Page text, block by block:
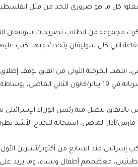
كل ما هو ضروري للحد من قتل
مجموعة من الطلاب تصريحات سوليفان
سوليفان يتحدث فيها، كتب عليها “قتل 51 ألف فلسطيني ليس دفاعا
انتهت المرحلة الأولى من اتفاق لوقف إطلاق
مصرية ودعم أميركي.
تنصل منه رئيس الوزراء الإسرائيلي
معظمهم أطفال ونساء، وما يزيد على 11 ألف مفقود.